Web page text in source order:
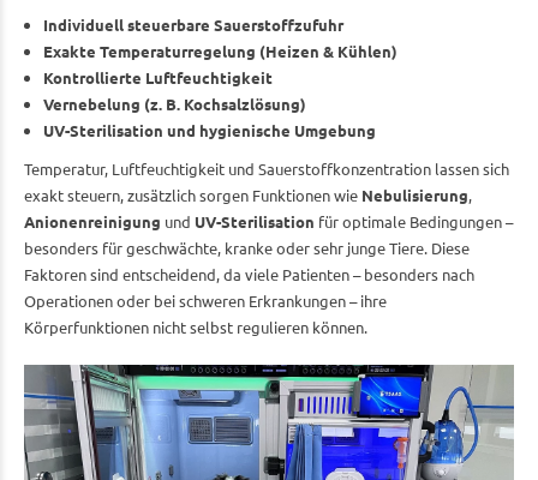
Individuell steuerbare Sauerstoffzufuhr
Exakte Temperaturregelung (Heizen & Kühlen)
Kontrollierte Luftfeuchtigkeit
Vernebelung (z. B. Kochsalzlösung)
UV-Sterilisation und hygienische Umgebung
Temperatur, Luftfeuchtigkeit und Sauerstoffkonzentration lassen sich
exakt steuern, zusätzlich sorgen Funktionen wie Nebulisierung,
Anionenreinigung und UV-Sterilisation für optimale Bedingungen –
besonders für geschwächte, kranke oder sehr junge Tiere. Diese
Faktoren sind entscheidend, da viele Patienten – besonders nach
Operationen oder bei schweren Erkrankungen – ihre
Körperfunktionen nicht selbst regulieren können.